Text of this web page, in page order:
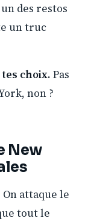
des restos
un truc
choix. Pas
non ?
New
On attaque le
tout le